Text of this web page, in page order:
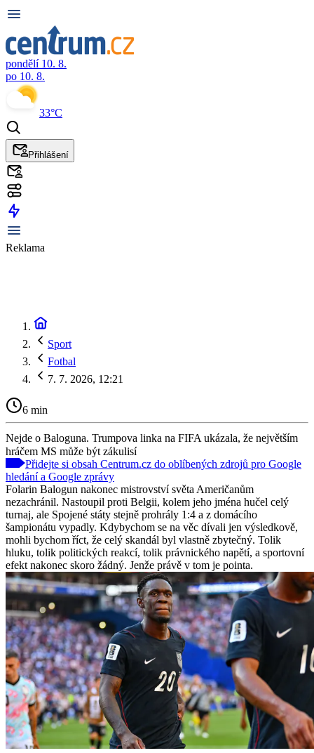
pondělí 10. 8.
po 10. 8.
33°C
Přihlášení
Reklama
Sport
Fotbal
7. 7. 2026, 12:21
6 min
Nejde o Baloguna. Trumpova linka na FIFA ukázala, že největším
hráčem MS může být zákulisí
Přidejte si obsah Centrum.cz do oblíbených zdrojů pro Google
hledání a Google zprávy
Folarin Balogun nakonec mistrovství světa Američanům
nezachránil. Nastoupil proti Belgii, kolem jeho jména hučel celý
turnaj, ale Spojené státy stejně prohrály 1:4 a z domácího
šampionátu vypadly. Kdybychom se na věc dívali jen výsledkově,
mohli bychom říct, že celý skandál byl vlastně zbytečný. Tolik
hluku, tolik politických reakcí, tolik právnického napětí, a sportovní
efekt nakonec skoro žádný. Jenže právě v tom je pointa.